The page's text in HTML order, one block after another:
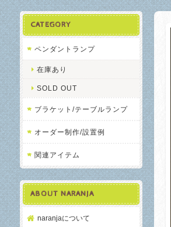
CATEGORY
ペンダントランプ
在庫あり
SOLD OUT
ブラケット/テーブルランプ
オーダー制作/設置例
関連アイテム
ABOUT NARANJA
naranjaについて